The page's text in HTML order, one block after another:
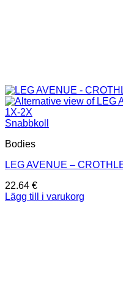
Snabbkoll
Bodies
LEG AVENUE –
22.64 €
Lägg till i varukorg